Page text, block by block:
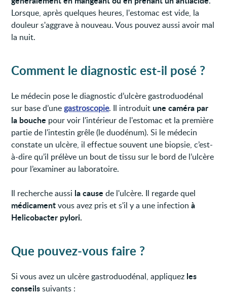
Lorsque, après quelques heures, l'estomac est vide, la
douleur s'aggrave à nouveau. Vous pouvez aussi avoir mal
la nuit.
Comment le diagnostic est-il posé ?
Le médecin pose le diagnostic d’ulcère gastroduodénal
sur base d’unegastroscopie. Il introduit une caméra par
la bouche pour voir l'intérieur de l'estomac et la première
partie de l'intestin grêle (le duodénum). Si le médecin
constate un ulcère, il effectue souvent une biopsie, c’est-
à-dire qu’il prélève un bout de tissu sur le bord de l’ulcère
pour l’examiner au laboratoire.
Il recherche aussi la cause de l'ulcère. Il regarde quel
médicamentvous avez pris et s'il y a une infectionà
Helicobacter pylori.
Que pouvez-vous faire ?
Si vous avez un ulcère gastroduodénal, appliquez les
conseilssuivants :